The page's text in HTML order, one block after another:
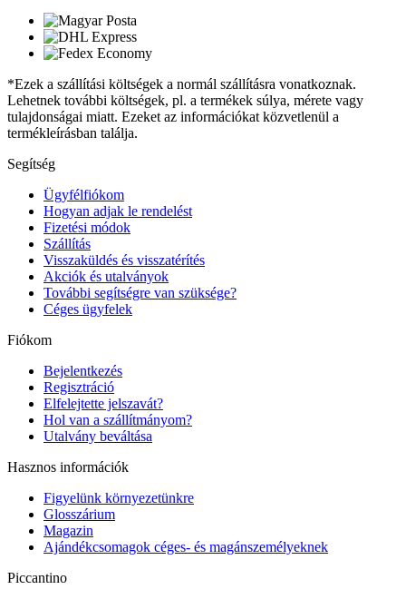
*Ezek a szállítási költségek a normál szállításra vonatkoznak.
Lehetnek további költségek, pl. a termékek súlya, mérete vagy
tulajdonságai miatt. Ezeket az információkat közvetlenül a
termékleírásban találja.
Segítség
Ügyfélfiókom
Hogyan adjak le rendelést
Fizetési módok
Szállítás
Visszaküldés és visszatérítés
Akciók és utalványok
További segítségre van szüksége?
Céges ügyfelek
Fiókom
Bejelentkezés
Regisztráció
Elfelejtette jelszavát?
Hol van a szállítmányom?
Utalvány beváltása
Hasznos információk
Figyelünk környezetünkre
Glosszárium
Magazin
Ajándékcsomagok céges- és magánszemélyeknek
Piccantino